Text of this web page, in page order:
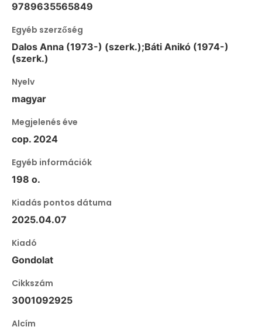
9789635565849
Egyéb szerzőség
Dalos Anna (1973-) (szerk.);Báti Anikó (1974-)
(szerk.)
Nyelv
magyar
Megjelenés éve
cop. 2024
Egyéb információk
198 o.
Kiadás pontos dátuma
2025.04.07
Kiadó
Gondolat
Cikkszám
3001092925
Alcím